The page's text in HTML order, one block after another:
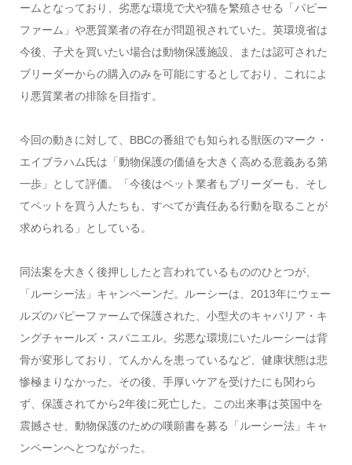
ームとなっており、劣悪な環境で犬や猫を繁殖させる「パピー
ファーム」や悪質業者の存在が問題視されていた。英環境省は
今後、子犬を買いたい場合は動物保護施設、または認可された
ブリーダーからの購入のみを可能にするとしており、これによ
り悪質業者の排除を目指す。
今回の動きに対して、BBCの番組でも知られる獣医のマーク・
エイブラハム氏は「動物保護の価値を大きく高める意義ある第
一歩」として評価。「今後はペット業者もブリーダーも、そし
てペットを買う人たちも、すべてが責任ある行動を取ることが
求められる」としている。
同法案を大きく後押ししたと言われているもののひとつが、
「ルーシー法」キャンペーンだ。ルーシーは、2013年にウェー
ルズのパピーファームで保護された、小型犬のキャバリア・キ
ングチャールズ・スパニエル。劣悪な環境にいたルーシーは背
骨が変形しており、てんかんを患っているなど、健康状態は悲
惨極まりなかった。その後、手厚いケアを受けたにも関わら
ず、保護されてから2年後に死亡した。この出来事は英国中を
震撼させ、動物保護のための嘆願書を募る「ルーシー法」キャ
ンペーンへとつながった。